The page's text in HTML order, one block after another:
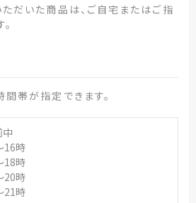
だいた商品は、ご自宅またはご指
帯が指定できます。
中
16時
18時
20時
21時